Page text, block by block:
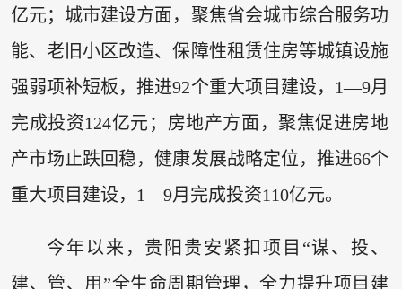
亿元；城市建设方面，聚焦省会城市综合服务功
能、老旧小区改造、保障性租赁住房等城镇设施
强弱项补短板，推进92个重大项目建设，1—9月
完成投资124亿元；房地产方面，聚焦促进房地
产市场止跌回稳，健康发展战略定位，推进66个
重大项目建设，1—9月完成投资110亿元。
今年以来，贵阳贵安紧扣项目“谋、投、
建、管、用”全生命周期管理，全力提升项目建